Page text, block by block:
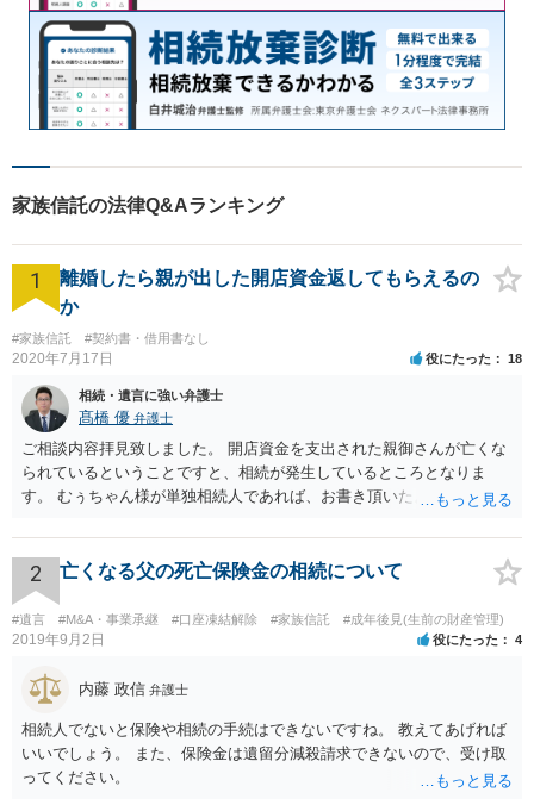
家族信託の法律Q&Aランキング
1
離婚したら親が出した開店資金返してもらえるの
か
#家族信託 #契約書・借用書なし
2020年7月17日 役にたった 18
相続・遺言に強い弁護士
髙橋 優 弁護士
ご相談内容拝見致しました。 開店資金を支出された親御さんが亡くな
られているということですと、相続が発生しているところとなりま
す。 むぅちゃん様が単独相続人であれば、お書き頂いたような方法で
相続人おられるということであれば、他の相続人との協議が必要とな
るところです。 また、当該点とは別にご主人から貸付ではなく贈与で
あると主張される可能性がございます。 その場合には、貸付であるこ
とを伺わせる事情をどれだけ積み重ねることが出来るか、というとこ
ろとなります。 返済の事実や、返済を約束するメール等です。 金額の
おく方が宜しいかと思います。 緊急という訳ではないかと思います
が、事前準備が早い方が有効な手段が増える傾向にありますので、早
目に弁護士を入れられることを御検討頂くと良いかと思います。
2 亡くなる父の死亡保険金の相続について
#遺言 #M&A・事業承継 #口座凍結解除 #家族信託 #成年後見(生前の財産管理)
2019年9月2日 役にたった 4
内藤 政信 弁護士
相続人でないと保険や相続の手続はできないですね。 教えてあげれば
いいでしょう。 また、保険金は遺留分減殺請求できないので、受け取
ってください。